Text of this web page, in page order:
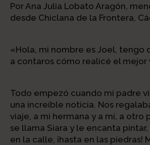
Por Ana Julia Lobato Aragón,
desde Chiclana de la Frontera,
«Hola, mi nombre es Joel, tengo
a contaros cómo realicé el mejor
Todo empezó cuando mi padre
una increíble noticia. Nos
viaje, a mi hermana y a mí, a otro
se llama Siara y le encanta pintar,
en la calle, ¡hasta en las piedras!